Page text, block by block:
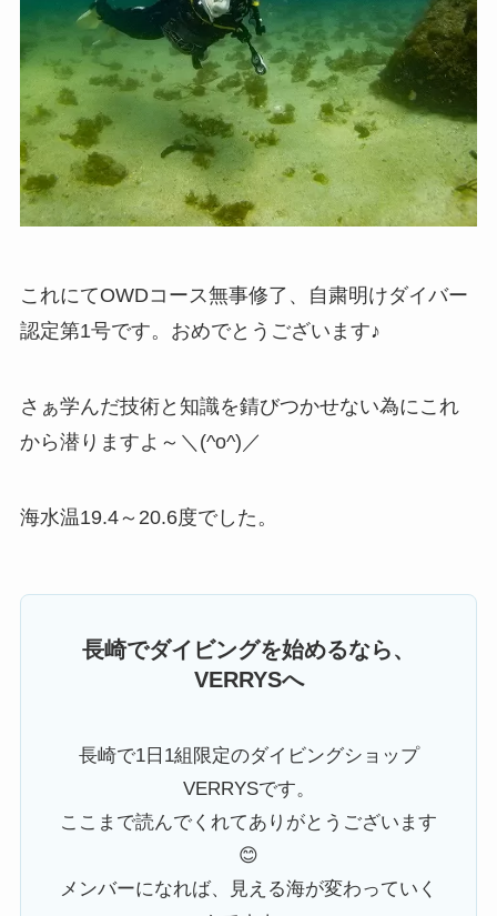
これにてOWDコース無事修了、自粛明けダイバー
認定第1号です。おめでとうございます♪
さぁ学んだ技術と知識を錆びつかせない為にこれ
から潜りますよ～＼(^o^)／
海水温19.4～20.6度でした。
長崎でダイビングを始めるなら、
VERRYSへ
長崎で1日1組限定のダイビングショップ
VERRYSです。
ここまで読んでくれてありがとうございます
😊
メンバーになれば、見える海が変わっていく